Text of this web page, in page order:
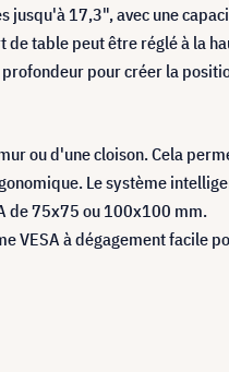
jusqu'à 17,3", avec une
de table peut être réglé à la
pour créer la
ou d'une cloison. Cela
Le système
de 75x75 ou 100x100 mm.
VESA à dégagement facile